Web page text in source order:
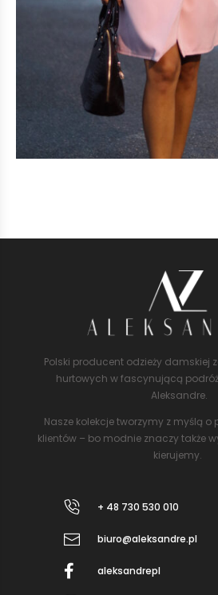
Polski producent odzieży damskiej
hurtowych w fascynującą
Aleksandre.
Nasze kolekcje tworzymy z myślą
klientów – bo modnie znaczy także
kierujemy.
+ 48 730 530 010
biuro@aleksandre.pl
aleksandrepl